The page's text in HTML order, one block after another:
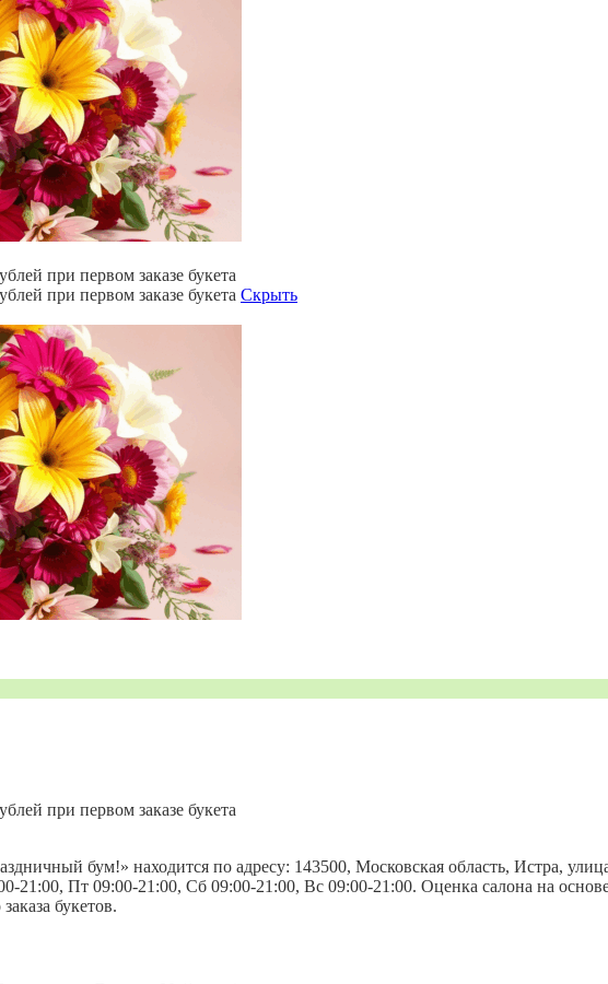
при первом заказе букета
при первом заказе букета Скрыть
при первом заказе букета
бум!» находится по адресу: 143500, Московская область, Истра,
21:00, Пт 09:00-21:00, Сб 09:00-21:00, Вс 09:00-21:00. Оценка салона на
букетов.